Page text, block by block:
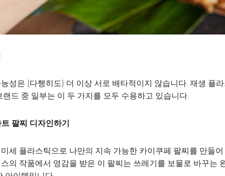
성은 (다행히도) 더 이상 서로 배타적이지 않습니다. 재생 플
랜드 중 일부는 이 두 가지를 모두 수용하고 있습니다.
팔찌 디자인하기
세 플라스틱으로 나만의 지속 가능한 카이쿠페 팔찌를 만들
의 작품에서 영감을 받은 이 팔찌는 쓰레기를 보물로 바꾸